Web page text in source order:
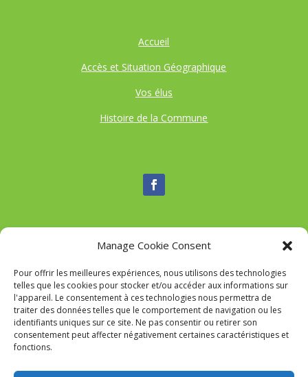
Manage Cookie Consent
Pour offrir les meilleures expériences, nous utilisons des technologies
telles que les cookies pour stocker et/ou accéder aux informations sur
l'appareil. Le consentement à ces technologies nous permettra de
traiter des données telles que le comportement de navigation ou les
identifiants uniques sur ce site. Ne pas consentir ou retirer son
consentement peut affecter négativement certaines caractéristiques et
fonctions.
Accueil
Accès et Situation Géographique
Vos élus
Histoire de la Commune
Nous contacter
Tél :04 95 52 84 88
Mail:commune-de-tavaco@orange.fr
Adresse :Figarella 20167 TAVACO